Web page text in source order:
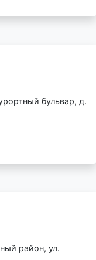
бульвар, д.
район, ул.